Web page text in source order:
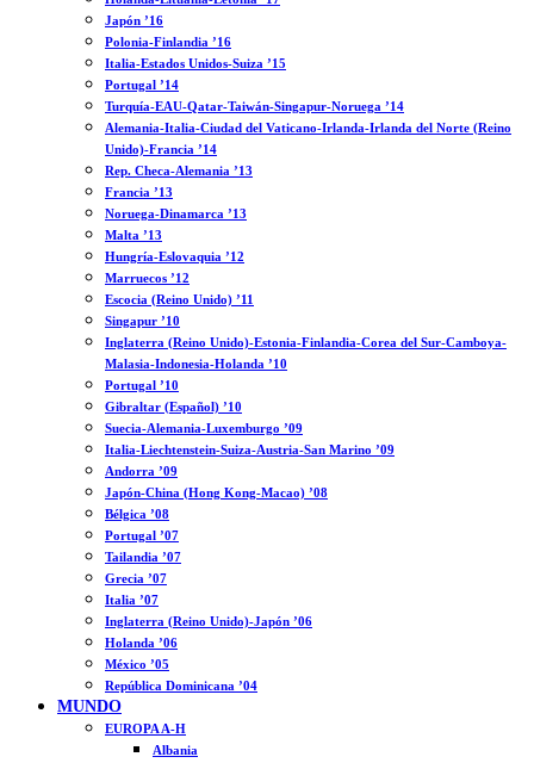
Japón ’16
Polonia-Finlandia ’16
Italia-Estados Unidos-Suiza ’15
Portugal ’14
Turquía-EAU-Qatar-Taiwán-Singapur-Noruega ’14
Alemania-Italia-Ciudad del Vaticano-Irlanda-Irlanda del Norte (Reino
Unido)-Francia ’14
Rep. Checa-Alemania ’13
Francia ’13
Noruega-Dinamarca ’13
Malta ’13
Hungría-Eslovaquia ’12
Marruecos ’12
Escocia (Reino Unido) ’11
Singapur ’10
Inglaterra (Reino Unido)-Estonia-Finlandia-Corea del Sur-Camboya-
Malasia-Indonesia-Holanda ’10
Portugal ’10
Gibraltar (Español) ’10
Suecia-Alemania-Luxemburgo ’09
Italia-Liechtenstein-Suiza-Austria-San Marino ’09
Andorra ’09
Japón-China (Hong Kong-Macao) ’08
Bélgica ’08
Portugal ’07
Tailandia ’07
Grecia ’07
Italia ’07
Inglaterra (Reino Unido)-Japón ’06
Holanda ’06
México ’05
República Dominicana ’04
MUNDO
EUROPA A-H
Albania